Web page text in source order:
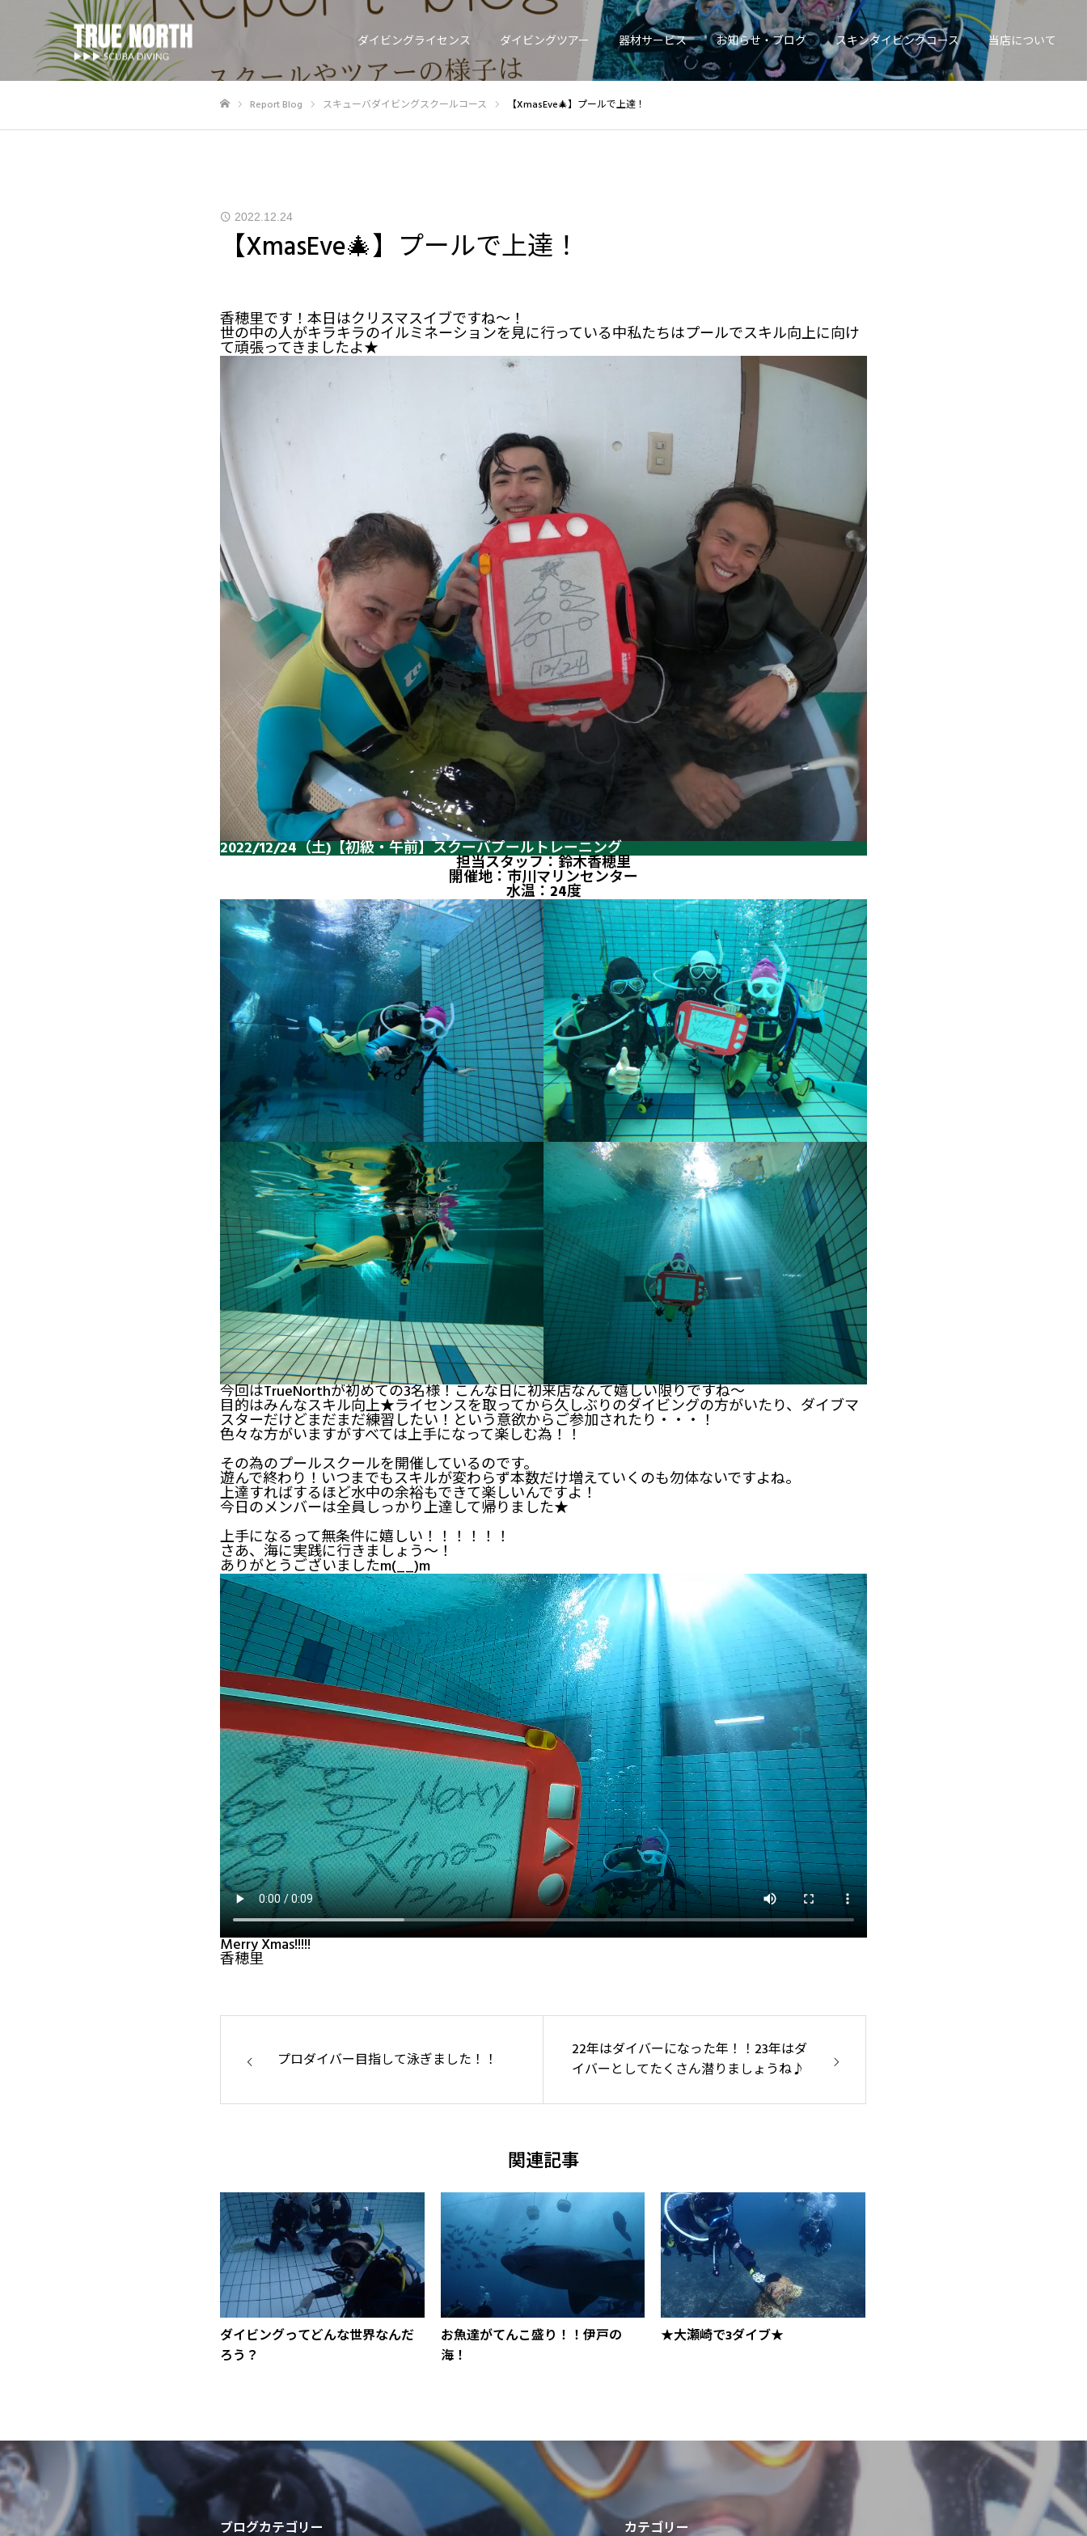
ダイビングライセンス ダイビングツアー 器材サービス お知らせ・ブログ スキンダイビングコース 当店について
Report Blog スキューバダイビングスクールコース 【XmasEve🎄】プールで上達！
2022.12.24
【XmasEve🎄】プールで上達！
香穂里です！本日はクリスマスイブですね～！
世の中の人がキラキラのイルミネーションを見に行っている中私たちはプールでスキル向上に向け
て頑張ってきましたよ★
2022/12/24（土)【初級・午前】スクーバプールトレーニング
担当スタッフ：鈴木香穂里
開催地：市川マリンセンター
水温：24度
今回はTrueNorthが初めての3名様！こんな日に初来店なんて嬉しい限りですね～
目的はみんなスキル向上★ライセンスを取ってから久しぶりのダイビングの方がいたり、ダイブマ
スターだけどまだまだ練習したい！という意欲からご参加されたり・・・！
色々な方がいますがすべては上手になって楽しむ為！！
その為のプールスクールを開催しているのです。
遊んで終わり！いつまでもスキルが変わらず本数だけ増えていくのも勿体ないですよね。
上達すればするほど水中の余裕もできて楽しいんですよ！
今日のメンバーは全員しっかり上達して帰りました★
上手になるって無条件に嬉しい！！！！！！
さあ、海に実践に行きましょう～！
ありがとうございましたm(__)m
Merry Xmas!!!!!
香穂里
プロダイバー目指して泳ぎました！！
22年はダイバーになった年！！23年はダ
イバーとしてたくさん潜りましょうね♪
関連記事
ダイビングってどんな世界なんだ
ろう？
お魚達がてんこ盛り！！伊戸の
海！
★大瀬崎で3ダイブ★
ブログカテゴリー カテゴリー